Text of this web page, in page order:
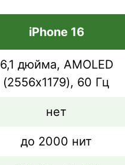
iPhone 16
6,1 дюйма, AMOLED
(2556х1179), 60 Гц
нет
до 2000 нит